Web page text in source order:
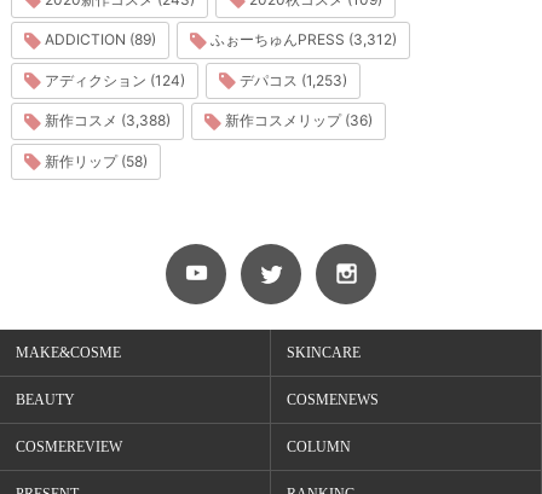
ADDICTION (89) ふぉーちゅんPRESS (3,312)
アディクション (124) デパコス (1,253)
新作コスメ (3,388) 新作コスメリップ (36)
新作リップ (58)
MAKE&COSME SKINCARE
BEAUTY COSMENEWS
COSMEREVIEW COLUMN